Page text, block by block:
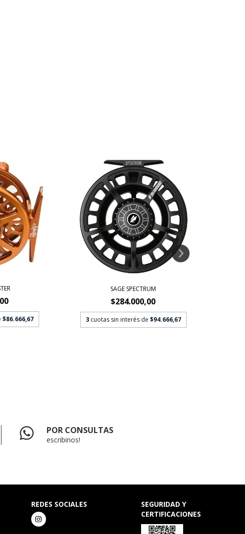
$86.666,67
SAGE SPECTRUM
$284.000,00
3 cuotas sin interés de $94.666,67
POR CONSULTAS
escribinos!
REDES SOCIALES
SEGURIDAD Y
CERTIFICACIONES